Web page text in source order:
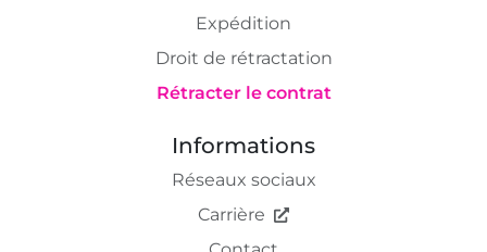
Expédition
Droit de rétractation
Rétracter le contrat
Informations
Réseaux sociaux
Carrière